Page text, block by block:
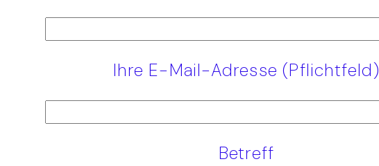
Ihre E-Mail-Adresse (Pflichtfeld)
Betreff